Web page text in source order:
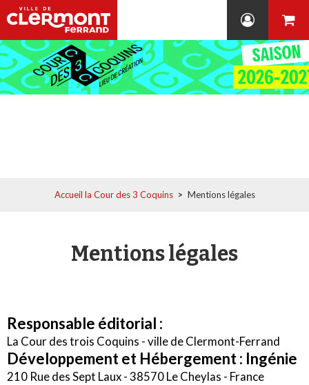
Accueil la Cour des 3 Coquins > Mentions légales
Mentions légales
Responsable éditorial :
La Cour des trois Coquins - ville de Clermont-Ferrand
Développement et Hébergement : Ingénie
210 Rue des Sept Laux - 38570 Le Cheylas - France